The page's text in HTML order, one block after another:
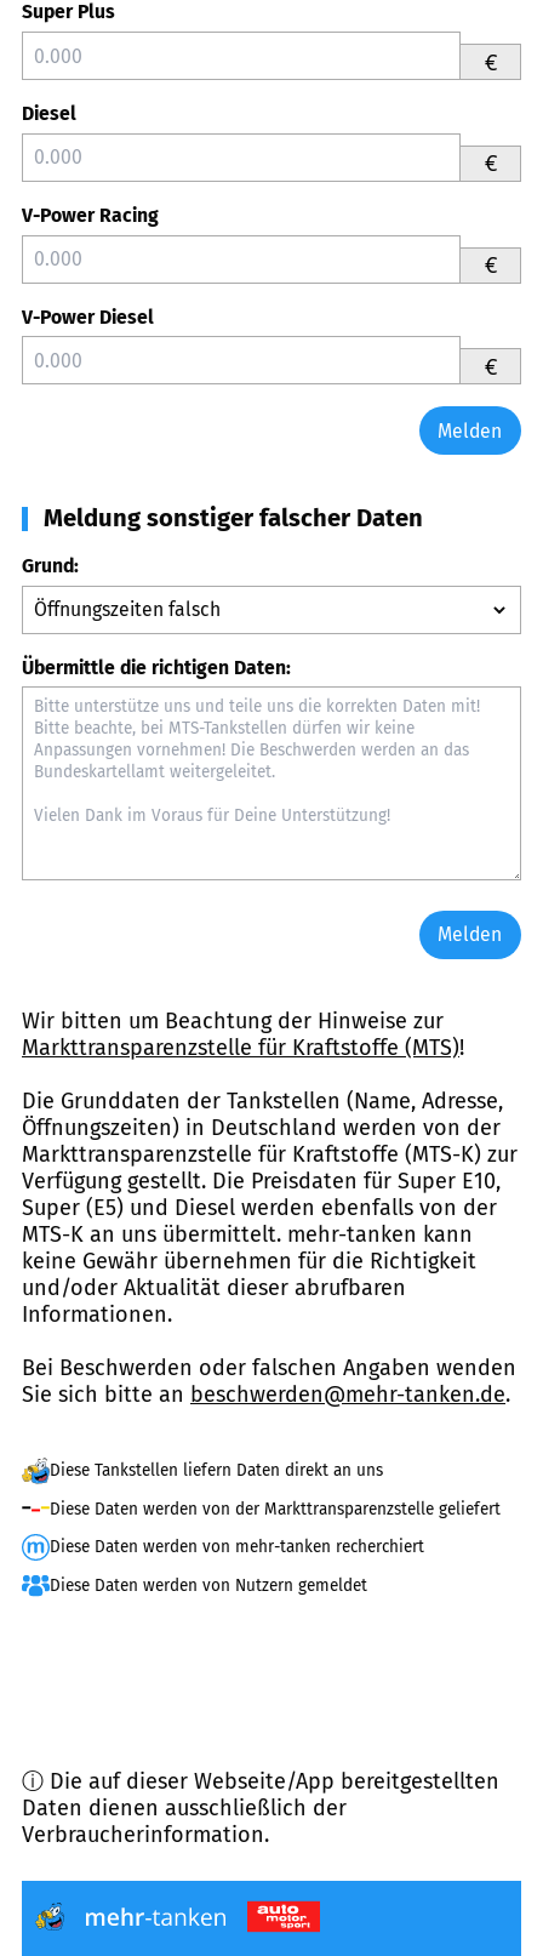
Super Plus
€
Diesel
€
V-Power Racing
€
V-Power Diesel
€
Melden
Meldung sonstiger falscher Daten
Grund:
Übermittle die richtigen Daten:
Melden
Wir bitten um Beachtung der Hinweise zur
Markttransparenzstelle für Kraftstoffe (MTS)!
Die Grunddaten der Tankstellen (Name, Adresse,
Öffnungszeiten) in Deutschland werden von der
Markttransparenzstelle für Kraftstoffe (MTS-K) zur
Verfügung gestellt. Die Preisdaten für Super E10,
Super (E5) und Diesel werden ebenfalls von der
MTS-K an uns übermittelt. mehr-tanken kann
keine Gewähr übernehmen für die Richtigkeit
und/oder Aktualität dieser abrufbaren
Informationen.
Bei Beschwerden oder falschen Angaben wenden
Sie sich bitte an beschwerden@mehr-tanken.de.
Diese Tankstellen liefern Daten direkt an uns
Diese Daten werden von der Markttransparenzstelle geliefert
Diese Daten werden von mehr-tanken recherchiert
Diese Daten werden von Nutzern gemeldet
ⓘ Die auf dieser Webseite/App bereitgestellten
Daten dienen ausschließlich der
Verbraucherinformation.